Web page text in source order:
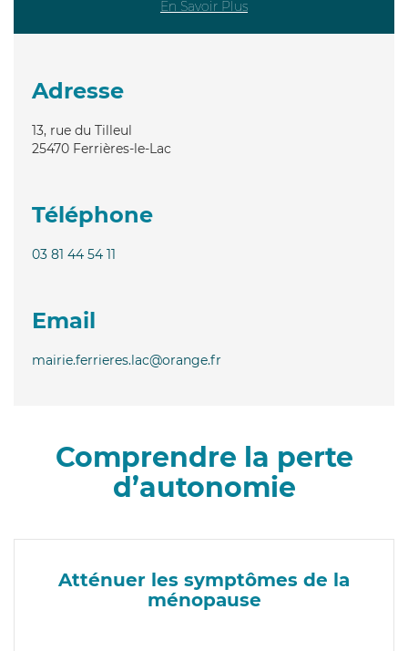
En Savoir Plus
Adresse
13, rue du Tilleul
25470 Ferrières-le-Lac
Téléphone
03 81 44 54 11
Email
mairie.ferrieres.lac@orange.fr
Comprendre la perte
d’autonomie
Atténuer les symptômes de la
ménopause